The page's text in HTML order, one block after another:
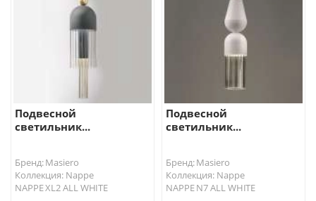
Подвесной
светильник...
Бренд: Masiero
Коллекция: Nappe
NAPPE XL2 ALL WHITE
Подвесной
светильник...
Бренд: Masiero
Коллекция: Nappe
NAPPE N7 ALL WHITE